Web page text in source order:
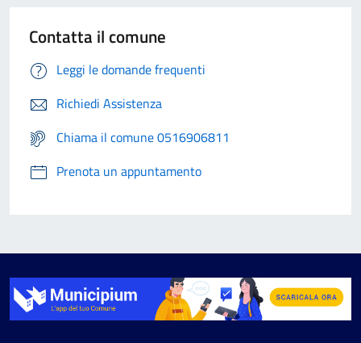
Contatta il comune
Leggi le domande frequenti
Richiedi Assistenza
Chiama il comune 0516906811
Prenota un appuntamento